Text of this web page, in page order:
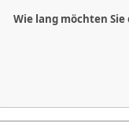
Wie lang möchten